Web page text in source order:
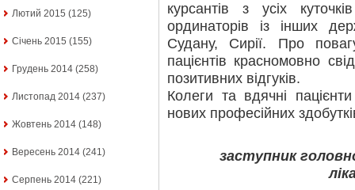
Лютий 2015 (125)
Січень 2015 (155)
Грудень 2014 (258)
Листопад 2014 (237)
Жовтень 2014 (148)
Вересень 2014 (241)
Серпень 2014 (221)
курсантів з усіх
ординаторів із інших
Судану, Сирії. Про
пацієнтів красномовно
позитивних відгуків.
Колеги та вдячні
нових професійних
заступник